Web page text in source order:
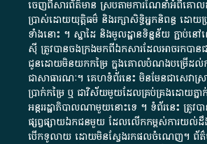
ចេញពី​សារព័ត៌មាន ស្របតាមការ​ណែនាំ​អំពី​គោល
ប្រាស់​ដោយ​យុត្តិធម៌​ និង​រក្សាសិទ្ធិអ្នកនិពន្ធ ដោយ​
ទាំង​នោះ​ ។​ ស្នាដៃ​ និង​មូលដ្ឋាន​ទិន្នន័យ ​ភ្ជាប់​
ស៊ី​ ត្រូវ​បាន​ចងក្រង​មក​ពី​ឯកសារ​ដែល​អាច​រក​បាន
ជូន​ដោយ​មិន​យក​កម្រៃ​ ក្នុង​គោលបំណង​បម្រើ​ដល់កា
ជា​សាធារណៈ​។​ គេហទំព័រ​នេះ​ មិនមែន​ជា​សេវា​ស្រា
ប្រាក់​កម្រៃ​ ឬ​ ជា​វិស័យ​មួយ​ដែល​គ្រប់គ្រង​ដោយ​ភ្នាក់
អន្តររដ្ឋាភិបាល​ណាមួយ​នោះ​ទេ ​។​ ទំព័រ​នេះ​ ត្រូវ​ប
ផ្សព្វផ្សាយ​ឯកជន​មួយ​ ដែល​លើកកម្ពស់​ការ​យ
បើក​ទូលាយ​ ដោយ​មិនស្វែង​រក​ផល​ចំណេញ​។​ ព័ត៌ម